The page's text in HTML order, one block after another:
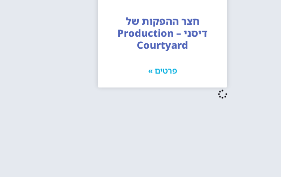
חצר ההפקות של
דיסני – Production
Courtyard
פרטים »